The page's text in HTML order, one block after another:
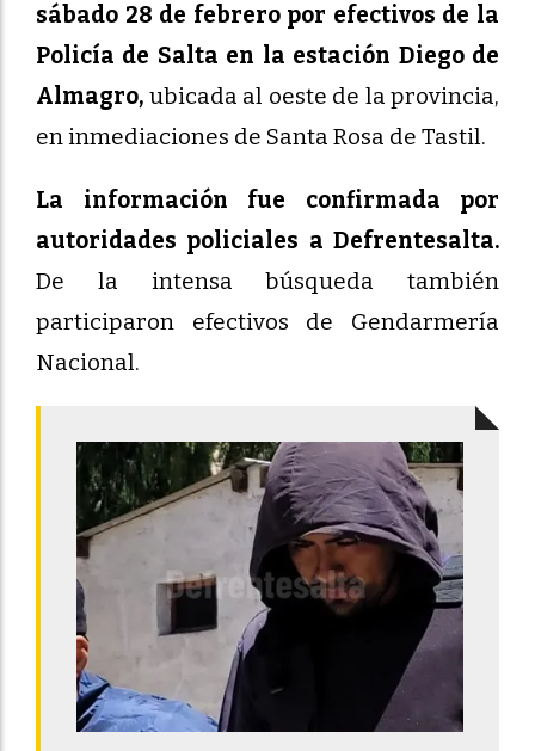
sábado 28 de febrero por efectivos de la
Policía de Salta en la estación Diego de
Almagro, ubicada al oeste de la provincia,
en inmediaciones de Santa Rosa de Tastil.
La información fue confirmada por
autoridades policiales a Defrentesalta.
De la intensa búsqueda también
participaron efectivos de Gendarmería
Nacional.